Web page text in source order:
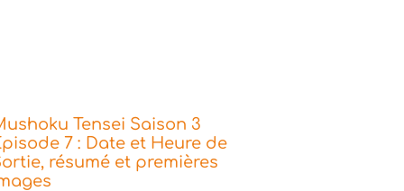
Tensei Saison 3
7 : Date et Heure de
résumé et premières